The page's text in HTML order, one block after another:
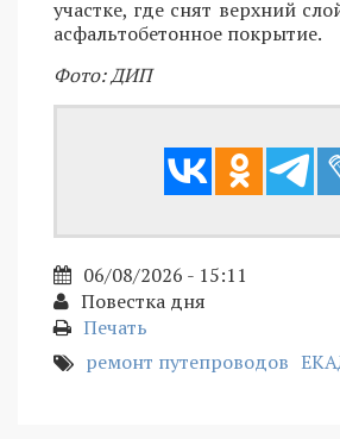
участке, где снят верхний
асфальтобетонное покрытие.
Фото: ДИП
06/08/2026 - 15:11
Повестка дня
Печать
ремонт путепроводов